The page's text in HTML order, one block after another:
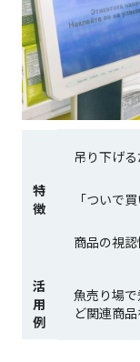
特
徴
吊り下げ
「ついで
商品の視
活
用
例
魚売り場
ど関連商